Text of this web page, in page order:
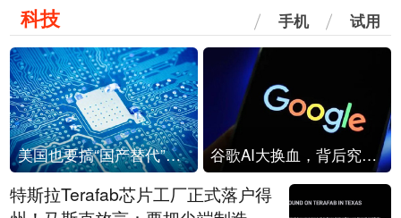
科技 手机 试用
美国也要搞“国产替代”？先算清三笔账 谷歌AI大换血，背后究竟发生了什么？
特斯拉Terafab芯片工厂正式落户得